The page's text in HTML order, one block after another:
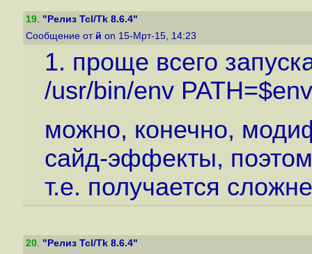
19. "Релиз Tcl/Tk 8.6.4"
Сообщение от й on 15-Мрт-15, 14:23
1. проще всего
/usr/bin/env
можно, конечно,
сайд-эффекты,
т.е. получается
20. "Релиз Tcl/Tk 8.6.4"